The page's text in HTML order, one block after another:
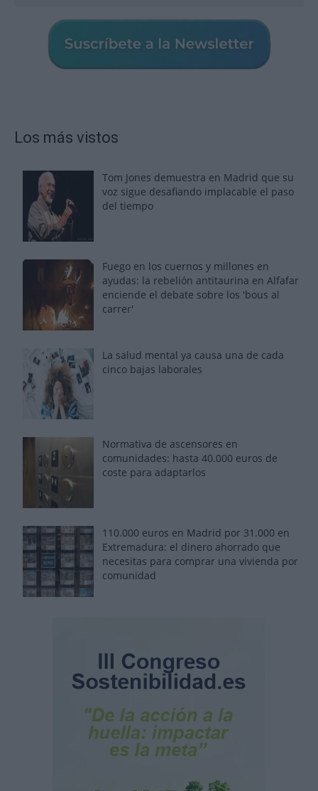
Los más vistos
Tom Jones demuestra en Madrid que su
voz sigue desafiando implacable el paso
del tiempo
Fuego en los cuernos y millones en
ayudas: la rebelión antitaurina en Alfafar
enciende el debate sobre los 'bous al
carrer'
La salud mental ya causa una de cada
cinco bajas laborales
Normativa de ascensores en
comunidades: hasta 40.000 euros de
coste para adaptarlos
110.000 euros en Madrid por 31.000 en
Extremadura: el dinero ahorrado que
necesitas para comprar una vivienda por
comunidad